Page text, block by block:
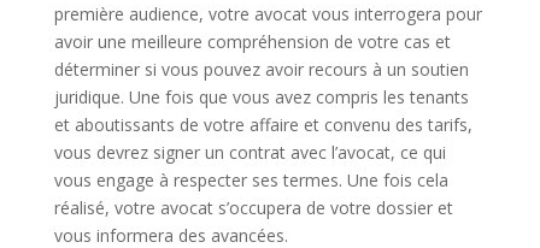
première audience, votre avocat vous interrogera pour
avoir une meilleure compréhension de votre cas et
déterminer si vous pouvez avoir recours à un soutien
juridique. Une fois que vous avez compris les tenants
et aboutissants de votre affaire et convenu des tarifs,
vous devrez signer un contrat avec l’avocat, ce qui
vous engage à respecter ses termes. Une fois cela
réalisé, votre avocat s’occupera de votre dossier et
vous informera des avancées.